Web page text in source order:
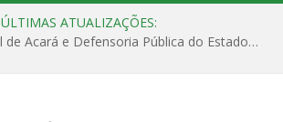
ÚLTIMAS ATUALIZAÇÕES:
Câmara Municipal de Acará e Defensoria Pública do Estado, promovem Ação Balcão de Direitos